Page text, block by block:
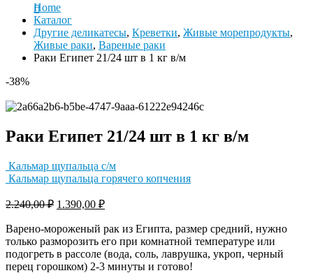
Home
Каталог
Другие деликатесы, Креветки, Живые морепродукты,
Живые раки, Вареные раки
Раки Египет 21/24 шт в 1 кг в/м
-38%
Раки Египет 21/24 шт в 1 кг в/м
Кальмар щупальца с/м
Кальмар щупальца горячего копчения
2.240,00₽ 1.390,00 ₽
Варено-мороженый рак из Египта, размер средний, нужно
только разморозить его при комнатной температуре или
подогреть в рассоле (вода, соль, лаврушка, укроп, черный
перец горошком) 2-3 минуты и готово!